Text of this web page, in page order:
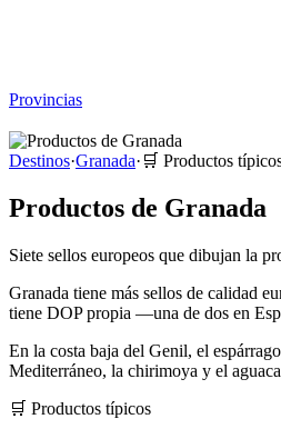
Provincias
Destinos·Granada· 🛒 Productos
Productos de Granada
Siete sellos europeos que dibujan la
Granada tiene más sellos de calidad
tiene DOP propia —una de dos en
En la costa baja del Genil, el
Mediterráneo, la chirimoya y el
🛒 Productos típicos